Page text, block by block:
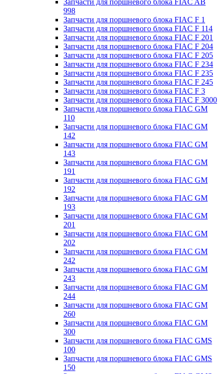
Запчасти для поршневого блока FIAC AB
998
Запчасти для поршневого блока FIAC F 1
Запчасти для поршневого блока FIAC F 114
Запчасти для поршневого блока FIAC F 201
Запчасти для поршневого блока FIAC F 204
Запчасти для поршневого блока FIAC F 205
Запчасти для поршневого блока FIAC F 234
Запчасти для поршневого блока FIAC F 235
Запчасти для поршневого блока FIAC F 245
Запчасти для поршневого блока FIAC F 3
Запчасти для поршневого блока FIAC F 3000
Запчасти для поршневого блока FIAC GM
110
Запчасти для поршневого блока FIAC GM
142
Запчасти для поршневого блока FIAC GM
143
Запчасти для поршневого блока FIAC GM
191
Запчасти для поршневого блока FIAC GM
192
Запчасти для поршневого блока FIAC GM
193
Запчасти для поршневого блока FIAC GM
201
Запчасти для поршневого блока FIAC GM
202
Запчасти для поршневого блока FIAC GM
242
Запчасти для поршневого блока FIAC GM
243
Запчасти для поршневого блока FIAC GM
244
Запчасти для поршневого блока FIAC GM
260
Запчасти для поршневого блока FIAC GM
300
Запчасти для поршневого блока FIAC GMS
100
Запчасти для поршневого блока FIAC GMS
150